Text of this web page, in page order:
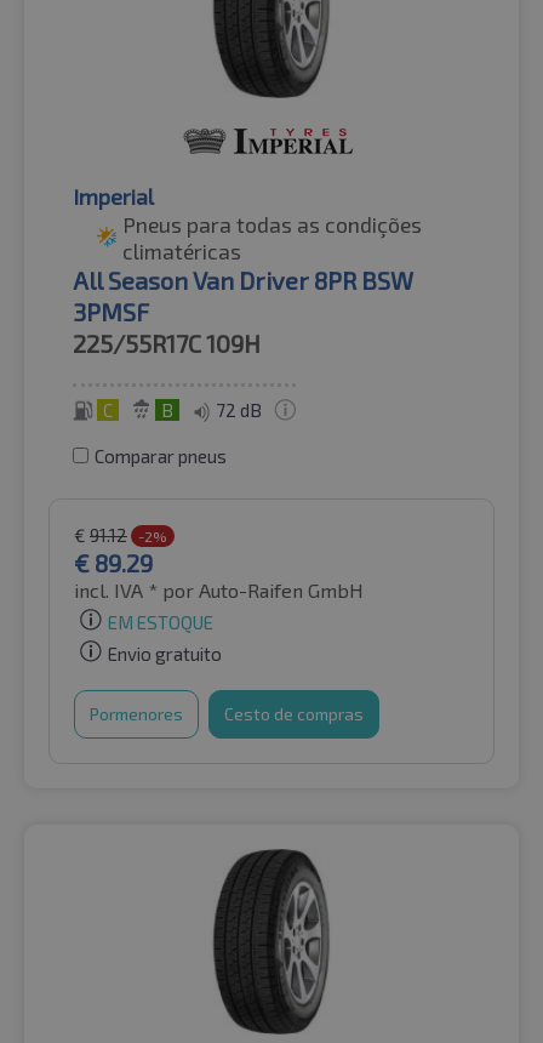
Imperial
Pneus para todas as condições
climatéricas
All Season Van Driver 8PR BSW
3PMSF
225/55R17C109H
C B 72 dB
Comparar pneus
€ 91.12 -2%
€ 89.29
incl. IVA * por Auto-Raifen GmbH
EM ESTOQUE
Envio gratuito
Pormenores Cesto de compras